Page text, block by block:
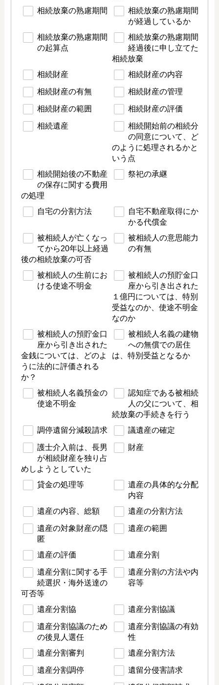
相続放棄の熟慮期間
相続放棄の熟慮期間
が経過しているか
相続放棄の熟慮期間
の起算点
相続放棄の熟慮期間
経過後に申し立てた
相続放棄
相続財産
相続財産の内容
相続財産の有無 相続財産の管理
相続財産の範囲 相続財産の評価
相続遺産
相続開始前の相続分
の同意について、ど
のように処理されるかと
いう点
相続開始後の不動産
の保存に関する費用
の処理
祭祀の承継
自宅の分割方法
自宅不動産取得にか
かる代償金
被相続人が亡くなっ
てから20年以上経過
後の相続放棄の可否
被相続人の意思能力
の有無
被相続人の生前にお
ける使途不明金
被相続人の預貯金口
座から引き出された
１億円については、特別
受益なのか、使途不明金
なのか
被相続人の預貯金口
座から引き出された
金銭については、どのよ
うに法的に評価される
か？
被相続人名義の建物
への無償での居住
は、特別受益となるか
被相続人名義預金の
使途不明金
認知症である被相続
人の父について、相
続放棄の手続きを行う
調停遺留分減殺請求
議遺産の確定
護士介入前は、長男
が相続財産を独り占
めしようとしていた
財産
貸金の処理等
遺産の具体的な分配
内容
遺産の内容、総額
遺産の分割方法
遺産の対象財産の隠
匿
遺産の範囲
遺産の評価 遺産分割
遺産分割に関する手
続選択・海外送達の
可否等
遺産分割の方法や内
容等
遺産分割協 遺産分割協議
遺産分割協議のため
の後見人選任
遺産分割協議の有効
性
遺産分割審判
遺産分割方法
遺産分割調停 遺留分侵害請求